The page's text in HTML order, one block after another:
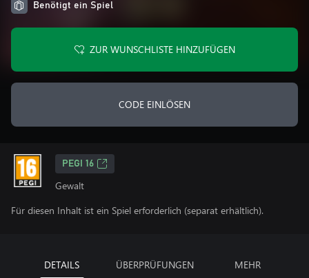
Benötigt ein Spiel
ZUR WUNSCHLISTE HINZUFÜGEN
CODE EINLÖSEN
PEGI 16
Gewalt
Für diesen Inhalt ist ein Spiel erforderlich (separat erhältlich).
DETAILS ÜBERPRÜFUNGEN MEHR